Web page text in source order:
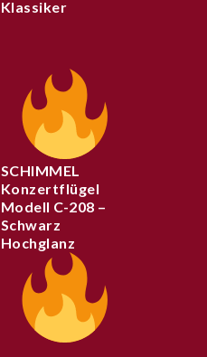
Klassiker
SCHIMMEL
Konzertflügel
Modell C-208 –
Schwarz
Hochglanz